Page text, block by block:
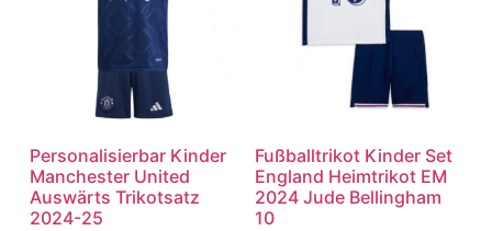
Personalisierbar Kinder
Manchester United
Auswärts Trikotsatz
2024-25
Fußballtrikot Kinder Set
England Heimtrikot EM
2024 Jude Bellingham
10